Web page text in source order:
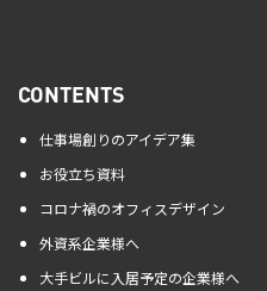
CONTENTS
仕事場創りのアイデア集
お役立ち資料
コロナ禍のオフィスデザイン
外資系企業様へ
大手ビルに入居予定の企業様へ